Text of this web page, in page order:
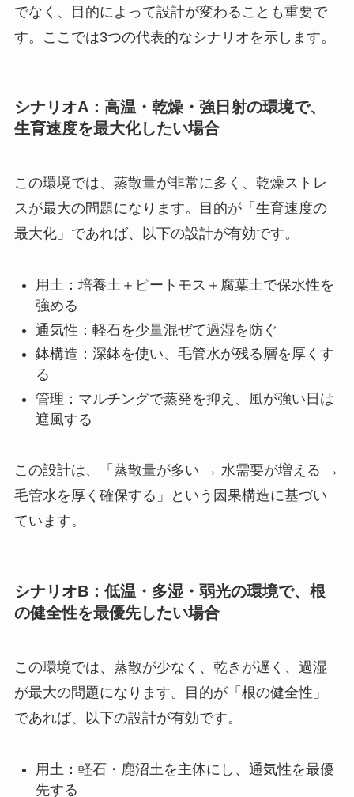
でなく、目的によって設計が変わることも重要で
す。ここでは3つの代表的なシナリオを示します。
シナリオA：高温・乾燥・強日射の環境で、
生育速度を最大化したい場合
この環境では、蒸散量が非常に多く、乾燥ストレ
スが最大の問題になります。目的が「生育速度の
最大化」であれば、以下の設計が有効です。
用土：培養土＋ピートモス＋腐葉土で保水性を
強める
通気性：軽石を少量混ぜて過湿を防ぐ
鉢構造：深鉢を使い、毛管水が残る層を厚くす
る
管理：マルチングで蒸発を抑え、風が強い日は
遮風する
この設計は、「蒸散量が多い → 水需要が増える →
毛管水を厚く確保する」という因果構造に基づい
ています。
シナリオB：低温・多湿・弱光の環境で、根
の健全性を最優先したい場合
この環境では、蒸散が少なく、乾きが遅く、過湿
が最大の問題になります。目的が「根の健全性」
であれば、以下の設計が有効です。
用土：軽石・鹿沼土を主体にし、通気性を最優
先する